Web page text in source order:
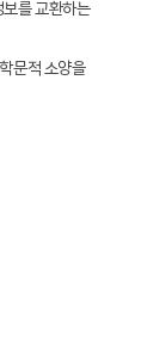
를 교환하는
문적 소양을